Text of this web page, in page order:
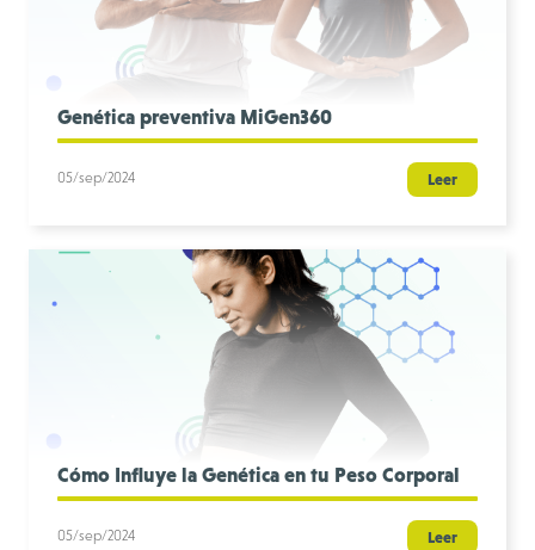
Genética preventiva MiGen360
05/sep/2024 Leer
Cómo Influye la Genética en tu Peso Corporal
05/sep/2024 Leer